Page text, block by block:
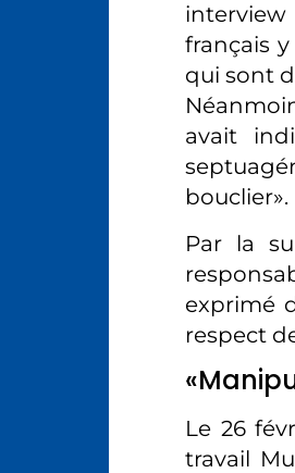
interview
français
qui sont
avait
bouclier».
Par la
exprimé
respect
Le 26
travail